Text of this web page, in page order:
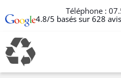
Téléphone :
4.8/5 basés sur 628 avis